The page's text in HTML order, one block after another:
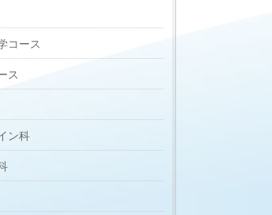
コース
ス
ン科